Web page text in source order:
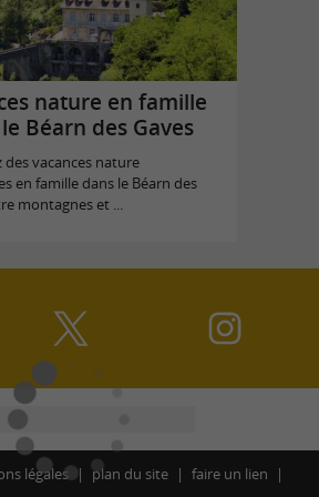
nature en famille
Béarn des Gaves
des vacances nature
en famille dans le Béarn des
montagnes et ...
légales plan du site faire un lien